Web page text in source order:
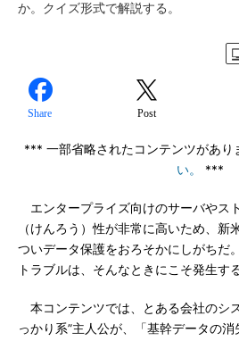
か。クイズ形式で解説する。
Share Post
*** 一部省略されたコンテンツがあり
い。
***
エンタープライズ向けのサーバやス
（けんろう）性が非常に高いため、新
ついデータ保護をおろそかにしがちだ
トラブルは、そんなときにこそ発生す
本コンテンツでは、とある会社のシ
っかり系”主人公が、「基幹データの